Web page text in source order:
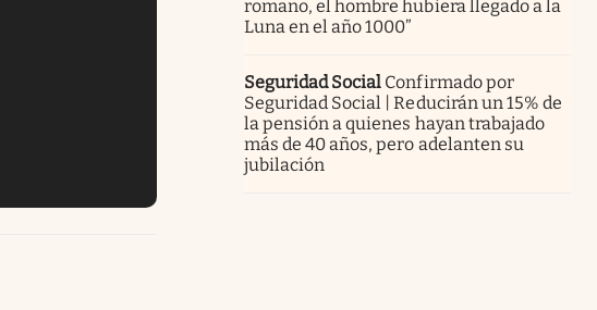
romano, el hombre hubiera llegado a la
Luna en el año 1000”
Seguridad Social Confirmado por
Seguridad Social | Reducirán un 15% de
la pensión a quienes hayan trabajado
más de 40 años, pero adelanten su
jubilación